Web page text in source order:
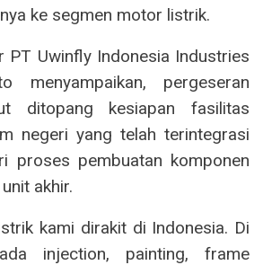
ke segmen motor listrik.
PT Uwinfly Indonesia Industries
menyampaikan, pergeseran
ditopang kesiapan fasilitas
negeri yang telah terintegrasi
proses pembuatan komponen
akhir.
kami dirakit di Indonesia. Di
injection, painting, frame